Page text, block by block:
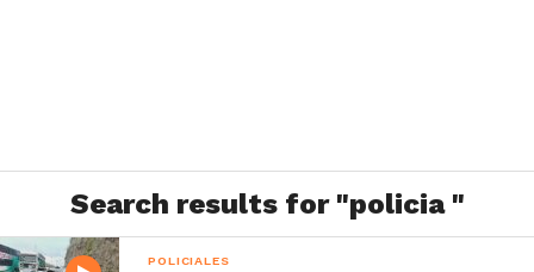
Search results for "policia "
POLICIALES